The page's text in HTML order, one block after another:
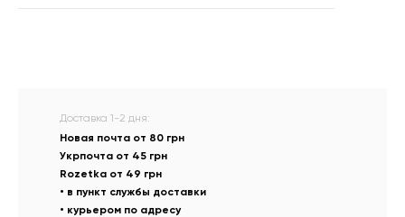
Доставка 1-2 дня:
Новая почта от 80 грн
Укрпочта от 45 грн
Rozetka от 49 грн
• в пункт службы доставки
• курьером по адресу